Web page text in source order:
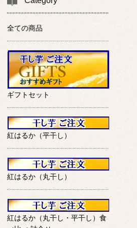
全ての商品
ギフトセット
紅はるか（平干し）
紅はるか（丸干し）
紅はるか（丸干し・平干し）食